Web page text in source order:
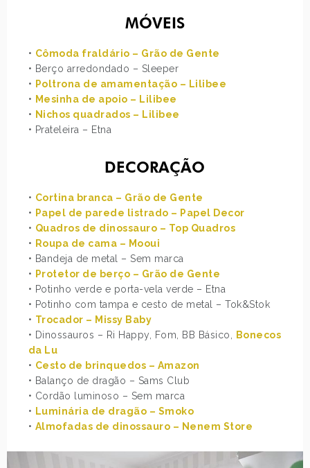
MÓVEIS
• Cômoda fraldário – Grão de Gente
• Berço arredondado – Sleeper
• Poltrona de amamentação – Lilibee
• Mesinha de apoio – Lilibee
• Nichos quadrados – Lilibee
• Prateleira – Etna
DECORAÇÃO
• Cortina branca – Grão de Gente
• Papel de parede listrado – Papel Decor
• Quadros de dinossauro – Top Quadros
• Roupa de cama – Mooui
• Bandeja de metal – Sem marca
• Protetor de berço – Grão de Gente
• Potinho verde e porta-vela verde – Etna
• Potinho com tampa e cesto de metal – Tok&Stok
• Trocador – Missy Baby
• Dinossauros – Ri Happy, Fom, BB Básico,
Bonecos
da Lu
• Cesto de brinquedos – Amazon
• Balanço de dragão – Sams Club
• Cordão luminoso – Sem marca
• Luminária de dragão – Smoko
• Almofadas de dinossauro – Nenem Store